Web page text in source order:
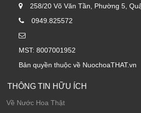
258/20 Võ Văn Tần, Phường 5,
0949.825572
MST: 8007001952
Bản quyền thuộc về NuochoaTHAT.vn
THÔNG TIN HỮU ÍCH
Về Nước Hoa Thật